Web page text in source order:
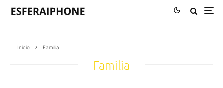
Inicio Familia
Familia